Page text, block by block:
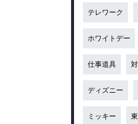
テレワーク
ホワイトデー
仕事道具
ディズニー
ミッキー